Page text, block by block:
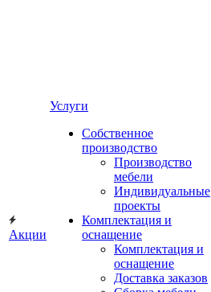
Акции
Услуги
Собственное
производство
Производство
мебели
Индивидуальные
проекты
Комплектация и
оснащение
Комплектация и
оснащение
Доставка заказов